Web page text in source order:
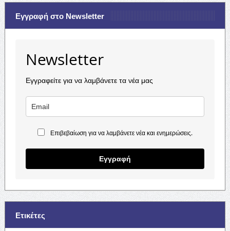
Εγγραφή στο Newsletter
Newsletter
Εγγραφείτε για να λαμβάνετε τα νέα μας
Επιβεβαίωση για να λαμβάνετε νέα και ενημερώσεις.
Εγγραφή
Ετικέτες